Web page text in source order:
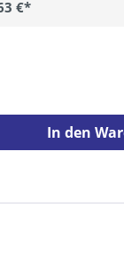
€*
In den